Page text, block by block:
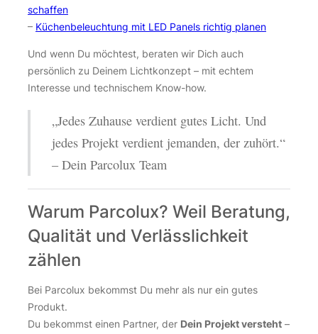
schaffen
– Küchenbeleuchtung mit LED Panels richtig planen
Und wenn Du möchtest, beraten wir Dich auch
persönlich zu Deinem Lichtkonzept – mit echtem
Interesse und technischem Know-how.
„Jedes Zuhause verdient gutes Licht. Und
jedes Projekt verdient jemanden, der zuhört.“
– Dein Parcolux Team
Warum Parcolux? Weil Beratung,
Qualität und Verlässlichkeit
zählen
Bei Parcolux bekommst Du mehr als nur ein gutes
Produkt.
Du bekommst einen Partner, der Dein Projekt versteht –